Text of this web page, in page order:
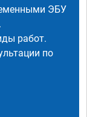
ЭБУ
работ.
по